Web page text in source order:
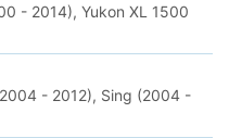
- 2014), Yukon XL 1500
- 2012), Sing (2004 -